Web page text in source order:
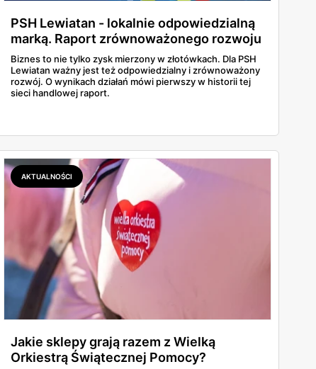
PSH Lewiatan - lokalnie odpowiedzialną
marką. Raport zrównoważonego rozwoju
i najważniejsze wnioski!
Biznes to nie tylko zysk mierzony w złotówkach. Dla PSH
Lewiatan ważny jest też odpowiedzialny i zrównoważony
rozwój. O wynikach działań mówi pierwszy w historii tej
sieci handlowej raport.
AKTUALNOŚCI
Jakie sklepy grają razem z Wielką
Orkiestrą Świątecznej Pomocy?